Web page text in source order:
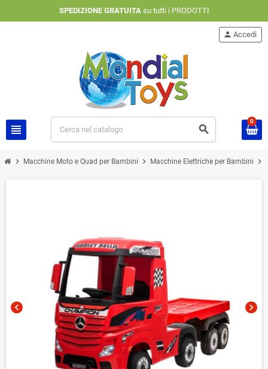
SPEDIZIONE GRATUITAsu tutti i PRODOTTI
view_headline search
person Accedi
0
chevron_right Macchine Moto e Quad per Bambini chevron_right Macchine Elettriche per Bambini chevron_right
chevron_left chevron_right